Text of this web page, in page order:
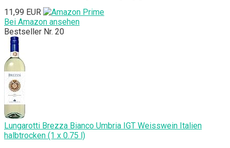
11,99 EUR
Bei Amazon ansehen
Bestseller Nr. 20
Lungarotti Brezza Bianco Umbria IGT Weisswein Italien
halbtrocken (1 x 0.75 l)